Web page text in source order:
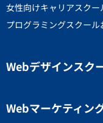
女性向けキャリアスク
プログラミングスクー
Webデザインスク
Webマーケティン